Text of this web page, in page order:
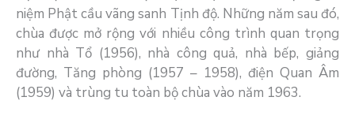
niệm Phật cầu vãng sanh Tịnh độ. Những năm sau đó,
chùa được mở rộng với nhiều công trình quan trọng
như nhà Tổ (1956), nhà công quả, nhà bếp, giảng
đường, Tăng phòng (1957 – 1958), điện Quan Âm
(1959) và trùng tu toàn bộ chùa vào năm 1963.